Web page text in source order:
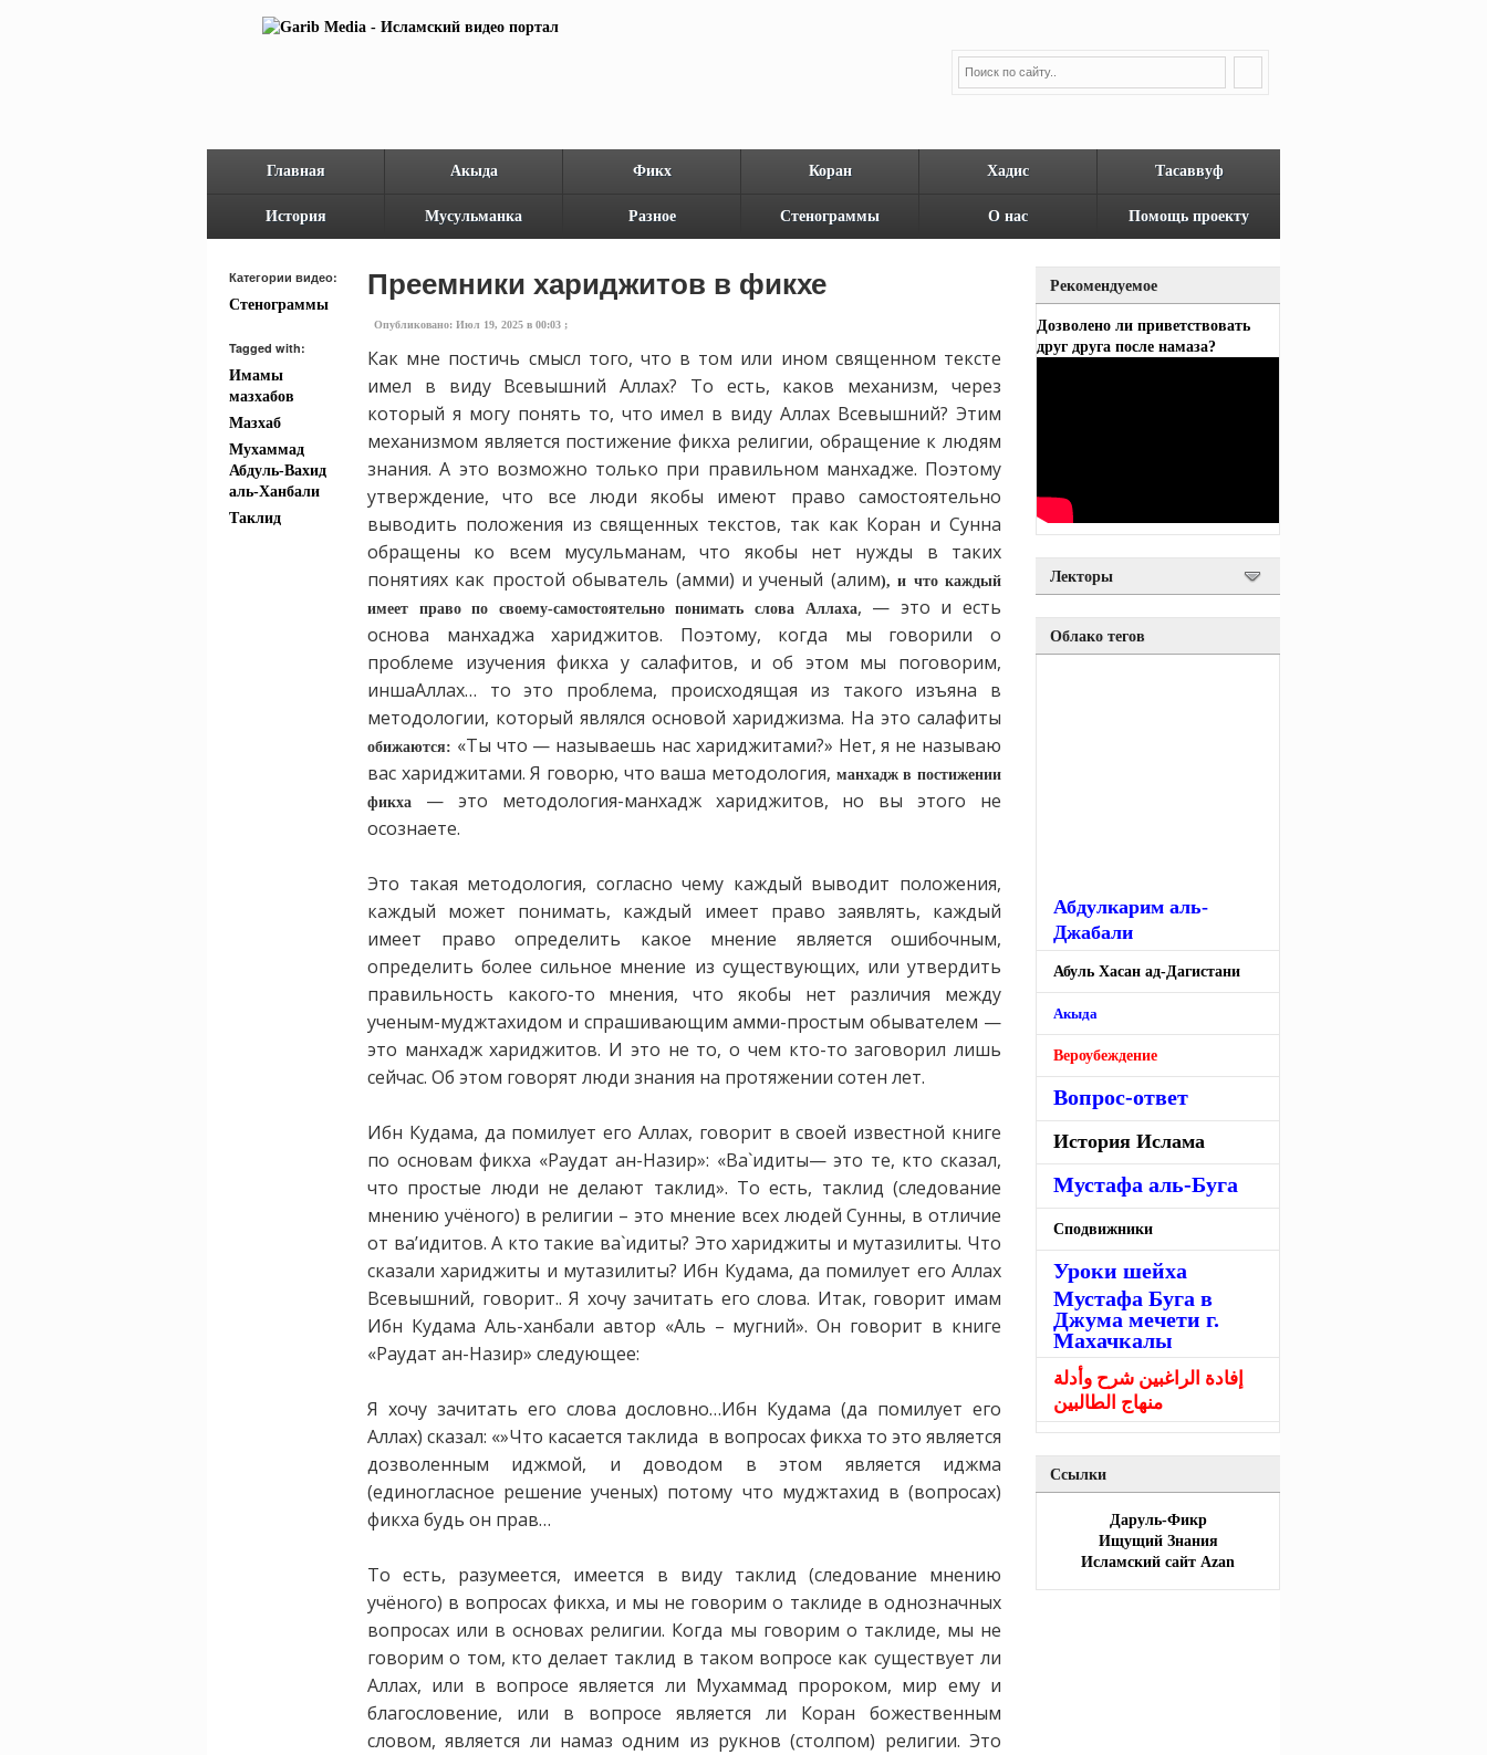
Главная Акыда Фикх Коран Хадис Тасаввуф
История Мусульманка Разное Стенограммы О нас Помощь проекту
Категории видео:
Стенограммы
Tagged with:
Имамы
мазхабов
Мазхаб
Мухаммад
Абдуль-Вахид
аль-Ханбали
Таклид
Преемники хариджитов в фикхе
Опубликовано: Июл 19, 2025 в 00:03 ;
Как мне постичь смысл того, что в том или ином священном тексте
имел в виду Всевышний Аллах? То есть, каков механизм, через
который я могу понять то, что имел в виду Аллах Всевышний? Этим
механизмом является постижение фикха религии, обращение к людям
знания. А это возможно только при правильном манхадже. Поэтому
утверждение, что все люди якобы имеют право самостоятельно
выводить положения из священных текстов, так как Коран и Сунна
обращены ко всем мусульманам, что якобы нет нужды в таких
понятиях как простой обыватель (амми) и ученый (алим), и что каждый
имеет право по своему-самостоятельно понимать слова Аллаха, — это и есть
основа манхаджа хариджитов. Поэтому, когда мы говорили о
проблеме изучения фикха у салафитов, и об этом мы поговорим,
иншаАллах… то это проблема, происходящая из такого изъяна в
методологии, который являлся основой хариджизма. На это салафиты
обижаются: «Ты что — называешь нас хариджитами?» Нет, я не называю
вас хариджитами. Я говорю, что ваша методология, манхадж в постижении
фикха
— это методология-манхадж хариджитов, но вы этого не
осознаете.
Это такая методология, согласно чему каждый выводит положения,
каждый может понимать, каждый имеет право заявлять, каждый
имеет право определить какое мнение является ошибочным,
определить более сильное мнение из существующих, или утвердить
правильность какого-то мнения, что якобы нет различия между
ученым-муджтахидом и спрашивающим амми-простым обывателем —
это манхадж хариджитов. И это не то, о чем кто-то заговорил лишь
сейчас. Об этом говорят люди знания на протяжении сотен лет.
Ибн Кудама, да помилует его Аллах, говорит в своей известной книге
по основам фикха «Раудат ан-Назир»: «Ва`идиты— это те, кто сказал,
что простые люди не делают таклид». То есть, таклид (следование
мнению учёного) в религии – это мнение всех людей Сунны, в отличие
от ва’идитов. А кто такие ва`идиты? Это хариджиты и мутазилиты. Что
сказали хариджиты и мутазилиты? Ибн Кудама, да помилует его Аллах
Всевышний, говорит.. Я хочу зачитать его слова. Итак, говорит имам
Ибн Кудама Аль-ханбали автор «Аль – мугний». Он говорит в книге
«Раудат ан-Назир» следующее:
Я хочу зачитать его слова дословно…Ибн Кудама (да помилует его
Аллах) сказал: «»Что касается таклида в вопросах фикха то это является
дозволенным иджмой, и доводом в этом является иджма
(единогласное решение ученых) потому что муджтахид в (вопросах)
фикха будь он прав…
То есть, разумеется, имеется в виду таклид (следование мнению
учёного) в вопросах фикха, и мы не говорим о таклиде в однозначных
вопросах или в основах религии. Когда мы говорим о таклиде, мы не
говорим о том, кто делает таклид в таком вопросе как существует ли
Аллах, или в вопросе является ли Мухаммад пророком, мир ему и
благословение, или в вопросе является ли Коран божественным
словом, является ли намаз одним из рукнов (столпом) религии. Это
Рекомендуемое
Дозволено ли приветствовать
друг друга после намаза?
Лекторы
Облако тегов
Абдулкарим аль-
Джабали
Абуль Хасан ад-Дагистани
Акыда
Вероубеждение
Вопрос-ответ
История Ислама
Мустафа аль-Буга
Сподвижники
Уроки шейха
Мустафа Буга в
Джума мечети г.
Махачкалы
إفادة الراغبين شرح وأدلة
منهاج الطالبين
Ссылки
Даруль-Фикр
Ищущий Знания
Исламский сайт Azan